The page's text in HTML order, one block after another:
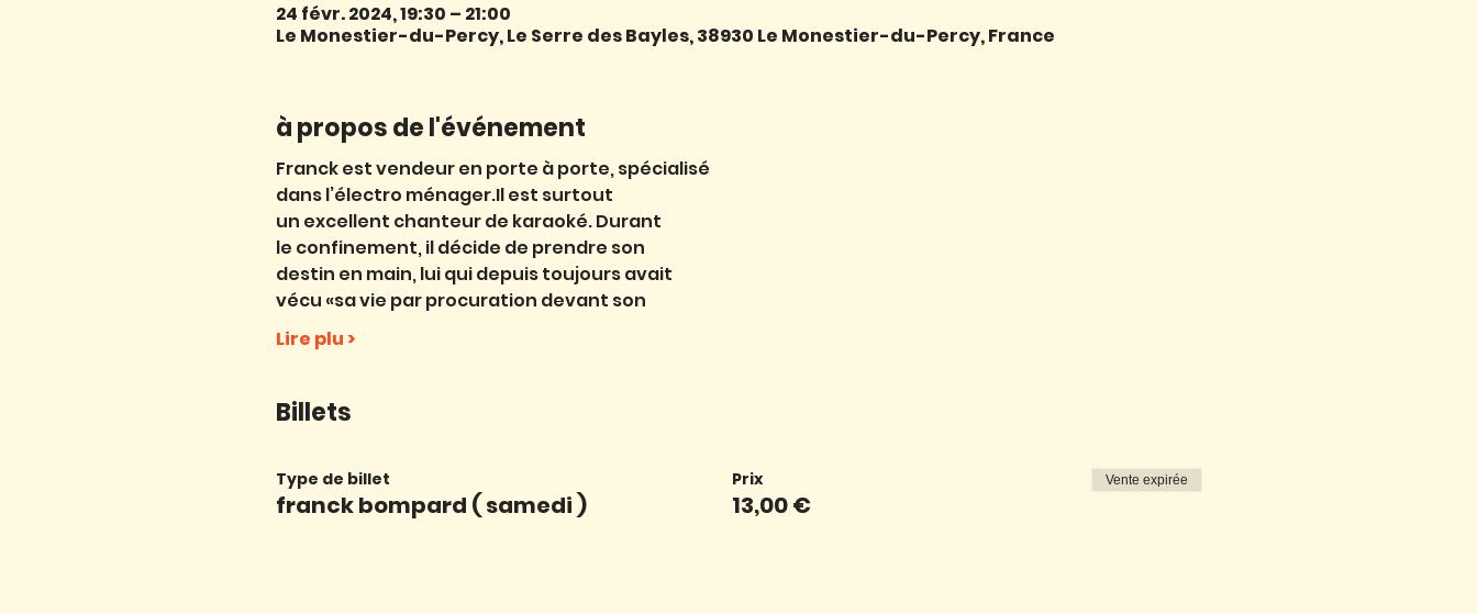
24 févr. 2024, 19:30 – 21:00
Le Monestier-du-Percy, Le Serre des Bayles, 38930 Le Monestier-du-Percy, France
à propos de l'événement
Franck est vendeur en porte à porte, spécialisé
dans l’électro ménager.Il est surtout
un excellent chanteur de karaoké. Durant
le confinement, il décide de prendre son
destin en main, lui qui depuis toujours avait
vécu «sa vie par procuration devant son
Lire plu >
Billets
Type de billet
franck bompard ( samedi )
Prix
13,00 €
Vente expirée